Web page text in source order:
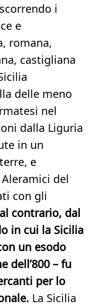
i
e
romana,
castigliana
delle meno
nel
dalla Liguria
in un
e
del
con gli
contrario, dal
in cui la Sicilia
un esodo
dell’800 – fu
per lo
La Sicilia